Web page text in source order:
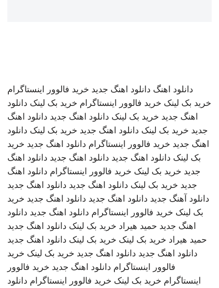
دانلود اهنگ دانلود اهنگ جدید خرید فالوور اینستاگرام
خرید بک لینک خرید فالوور اینستاگرام خرید بک لینک دانلود
اهنگ جدید خرید بک لینک دانلود اهنگ جدید دانلود اهنگ
جدید خرید بک لینک دانلود اهنگ جدید خرید بک لینک دانلود
اهنگ جدید خرید فالوور اینستاگرام دانلود اهنگ جدید خرید
بک لینک دانلود اهنگ جدید دانلود اهنگ جدید دانلود اهنگ
جدید خرید بک لینک خرید فالوور اینستاگرام دانلود اهنگ
جدید خرید بک لینک دانلود اهنگ جدید دانلود اهنگ جدید
دانلود آهنگ جدید دانلود اهنگ جدید دانلود اهنگ جدید خرید
بک لینک خرید فالوور اینستاگرام دانلود اهنگ جدید دانلود
اهنگ جدید حمید هیراد خرید بک لینک دانلود اهنگ جدید
حمید هیراد خرید بک لینک خرید بک لینک دانلود اهنگ جدید
دانلود اهنگ جدید دانلود اهنگ جدید خرید بک لینک خرید
فالوور اینستاگرام دانلود اهنگ جدید خرید فالوور
اینستاگرام خرید بک لینک خرید فالوور اینستاگرام دانلود